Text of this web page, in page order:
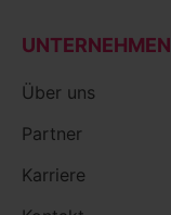
UNTERNEHMEN
Über uns
Partner
Karriere